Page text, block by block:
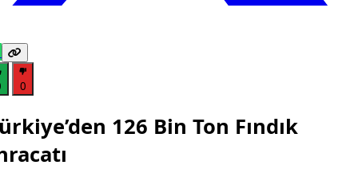
0
126 Bin Ton Fındık